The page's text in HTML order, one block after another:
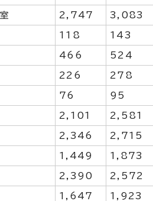
2,747 3,083
118 143
466 524
226 278
76 95
2,101 2,581
2,346 2,715
1,449 1,873
2,390 2,572
1,647 1,923